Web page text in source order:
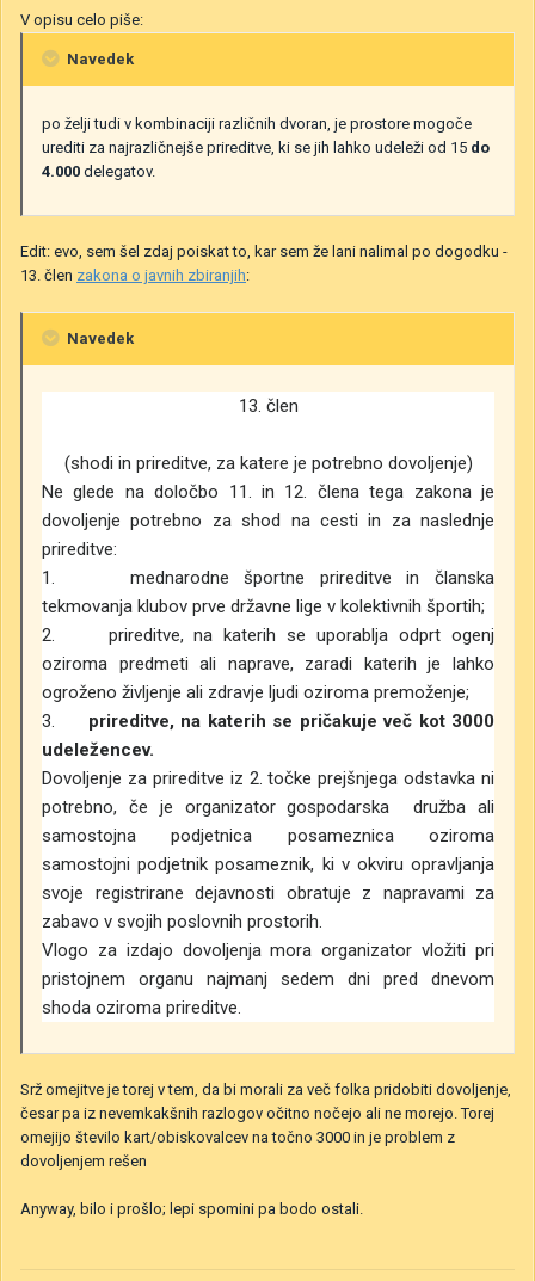
V opisu celo piše:
Navedek
po želji tudi v kombinaciji različnih dvoran, je prostore mogoče
urediti za najrazličnejše prireditve, ki se jih lahko udeleži od 15 do
4.000 delegatov.
Edit: evo, sem šel zdaj poiskat to, kar sem že lani nalimal po dogodku -
13. člen zakona o javnih zbiranjih:
Navedek
13. člen
(shodi in prireditve, za katere je potrebno dovoljenje)
Ne glede na določbo 11. in 12. člena tega zakona je
dovoljenje potrebno za shod na cesti in za naslednje
prireditve:
1. mednarodne športne prireditve in članska
tekmovanja klubov prve državne lige v kolektivnih športih;
2. prireditve, na katerih se uporablja odprt ogenj
oziroma predmeti ali naprave, zaradi katerih je lahko
ogroženo življenje ali zdravje ljudi oziroma premoženje;
3. prireditve, na katerih se pričakuje več kot 3000
udeležencev.
Dovoljenje za prireditve iz 2. točke prejšnjega odstavka ni
potrebno, če je organizator gospodarska družba ali
samostojna podjetnica posameznica oziroma
samostojni podjetnik posameznik, ki v okviru opravljanja
svoje registrirane dejavnosti obratuje z napravami za
zabavo v svojih poslovnih prostorih.
Vlogo za izdajo dovoljenja mora organizator vložiti pri
pristojnem organu najmanj sedem dni pred dnevom
shoda oziroma prireditve.
Srž omejitve je torej v tem, da bi morali za več folka pridobiti dovoljenje,
česar pa iz nevemkakšnih razlogov očitno nočejo ali ne morejo. Torej
omejijo število kart/obiskovalcev na točno 3000 in je problem z
dovoljenjem rešen
Anyway, bilo i prošlo; lepi spomini pa bodo ostali.